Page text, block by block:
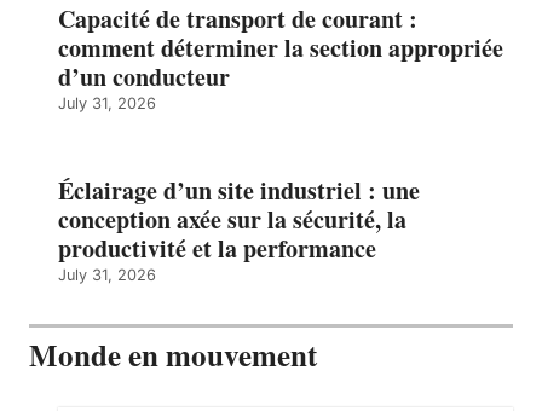
Capacité de transport de courant :
comment déterminer la section appropriée
d’un conducteur
July 31, 2026
Éclairage d’un site industriel : une
conception axée sur la sécurité, la
productivité et la performance
July 31, 2026
Monde en mouvement